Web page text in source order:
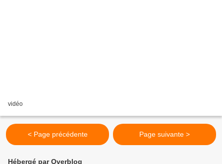
vidéo
< Page précédente Page suivante >
Hébergé par Overblog